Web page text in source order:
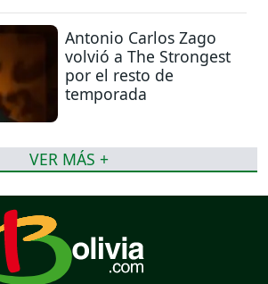
Antonio Carlos Zago
volvió a The Strongest
por el resto de
temporada
VER MÁS +